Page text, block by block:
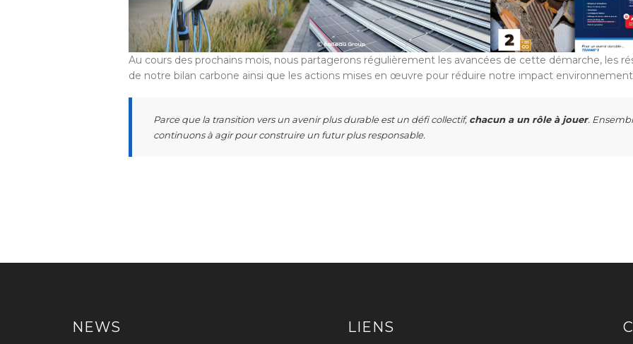
Au cours des prochains mois, nous partagerons régulièrement les avancées de cette démarche, les
de notre bilan carbone ainsi que les actions mises en œuvre pour réduire notre impact
Parce que la transition vers un avenir plus durable est un défi collectif, chacun a un rôle à jouer.
continuons à agir pour construire un futur plus responsable.
NEWS LIENS